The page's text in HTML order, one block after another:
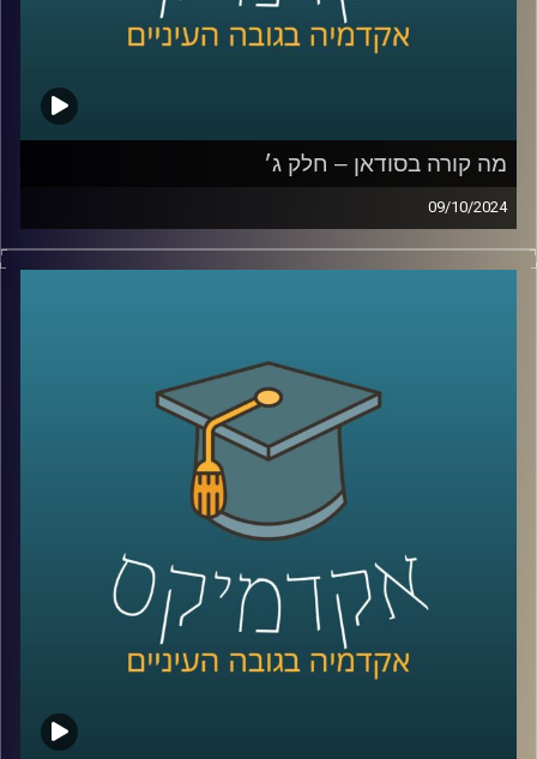
*הפרק הוקלט לפני התעצמות הלחימה אך מאוד רלוונטי כדי
להבין באמת איך הגענו למצב שבו אנחנו היום
מה קורה בסודאן – חלק ג׳
09/10/2024
המלחמה שנפתחה ב-7 באוקטובר בין ישראל לחמאס לא
נשארה רק בגבולות המדינה, החותים פועלים במצרי באב אל
שישראלים פחות מכירים, היא המערכה על סודאן, שותפה
נוספת של ישראל להסכמי אברהם. שבימים אלו מבוקשת מכל
עבר מצד אחד האיראנים ורוסיה ומצד שני הציר של ארצות
אז מי יזכה בסודאן כבעלת ברית בעתיד הקרוב?
כדי לענות על השאלה הזו הצטרף אלינו היום ד״ר חיים קורן,
בית ספר לאודר לממשל, דיפלומטיה ואסטרטגיה, אוניברסיטת
לשעבר שגריר ישראל הראשון לדרום סודאן ומצרים.
קרדיט תמונות:AudioVersity